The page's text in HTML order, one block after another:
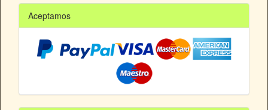
Aceptamos